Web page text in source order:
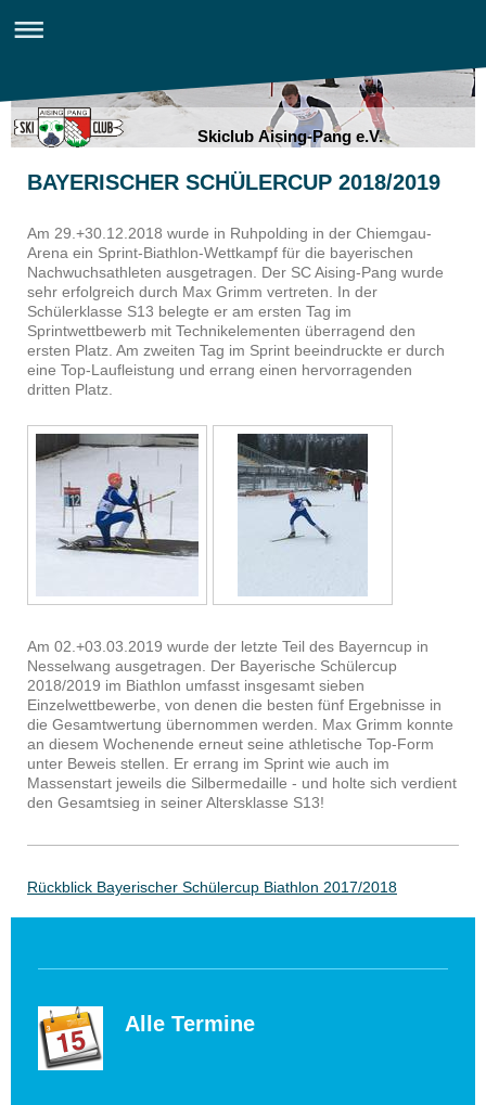
Skiclub Aising-Pang e.V.
BAYERISCHER SCHÜLERCUP 2018/2019
Am 29.+30.12.2018 wurde in Ruhpolding in der Chiemgau-
Arena ein Sprint-Biathlon-Wettkampf für die bayerischen
Nachwuchsathleten ausgetragen. Der SC Aising-Pang wurde
sehr erfolgreich durch Max Grimm vertreten. In der
Schülerklasse S13 belegte er am ersten Tag im
Sprintwettbewerb mit Technikelementen überragend den
ersten Platz. Am zweiten Tag im Sprint beeindruckte er durch
eine Top-Laufleistung und errang einen hervorragenden
dritten Platz.
Am 02.+03.03.2019 wurde der letzte Teil des Bayerncup in
Nesselwang ausgetragen. Der Bayerische Schülercup
2018/2019 im Biathlon umfasst insgesamt sieben
Einzelwettbewerbe, von denen die besten fünf Ergebnisse in
die Gesamtwertung übernommen werden. Max Grimm konnte
an diesem Wochenende erneut seine athletische Top-Form
unter Beweis stellen. Er errang im Sprint wie auch im
Massenstart jeweils die Silbermedaille - und holte sich verdient
den Gesamtsieg in seiner Altersklasse S13!
Rückblick Bayerischer Schülercup Biathlon 2017/2018
Alle Termine